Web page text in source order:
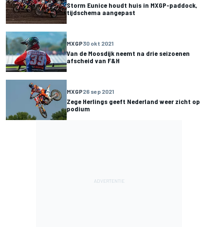
Storm Eunice houdt huis in MXGP-paddock,
tijdschema aangepast
MXGP30 okt 2021
Van de Moosdijk neemt na drie seizoenen
afscheid van F&H
MXGP26 sep 2021
Zege Herlings geeft Nederland weer zicht op
podium